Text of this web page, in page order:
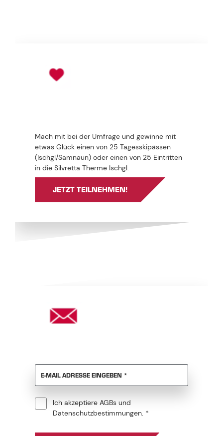
Mach mit bei der Umfrage und gewinne mit
etwas Glück einen von 25 Tagesskipässen
(Ischgl/Samnaun) oder einen von 25 Eintritten
in die Silvretta Therme Ischgl.
JETZT TEILNEHMEN!
E-MAIL ADRESSE EINGEBEN *
Ich akzeptiere AGBs und ​​​​​​​
Datenschutzbestimmungen *